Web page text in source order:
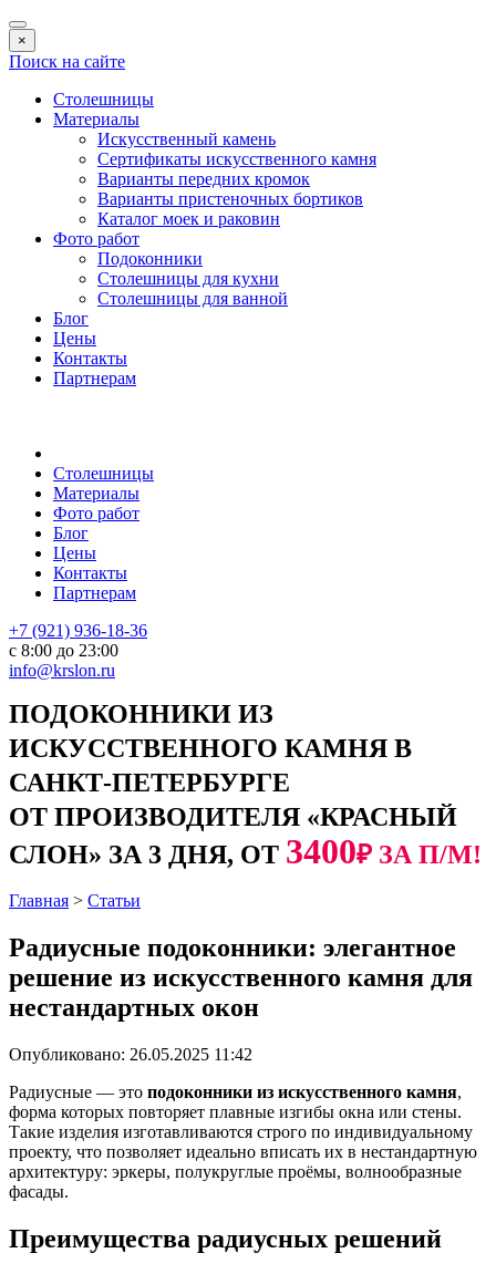
×
Поиск на сайте
Столешницы
Материалы
Искусственный камень
Сертификаты искусственного камня
Варианты передних кромок
Варианты пристеночных бортиков
Каталог моек и раковин
Фото работ
Подоконники
Столешницы для кухни
Столешницы для ванной
Блог
Цены
Контакты
Партнерам
Столешницы
Материалы
Фото работ
Блог
Цены
Контакты
Партнерам
+7 (921) 936-18-36
с 8:00 до 23:00
info@krslon.ru
ПОДОКОННИКИ ИЗ
ИСКУССТВЕННОГО КАМНЯ В
САНКТ-ПЕТЕРБУРГЕ
ОТ ПРОИЗВОДИТЕЛЯ «КРАСНЫЙ
СЛОН» ЗА 3 ДНЯ, ОТ 3400₽ ЗА П/М!
Главная > Статьи
Радиусные подоконники: элегантное
решение из искусственного камня для
нестандартных окон
Опубликовано: 26.05.2025 11:42
Радиусные — это подоконники из искусственного камня,
форма которых повторяет плавные изгибы окна или стены.
Такие изделия изготавливаются строго по индивидуальному
проекту, что позволяет идеально вписать их в нестандартную
архитектуру: эркеры, полукруглые проёмы, волнообразные
фасады.
Преимущества радиусных решений